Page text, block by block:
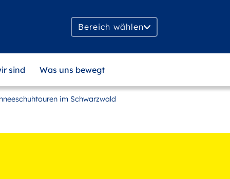
Bereich wählen
sind Was uns bewegt
im Schwarzwald